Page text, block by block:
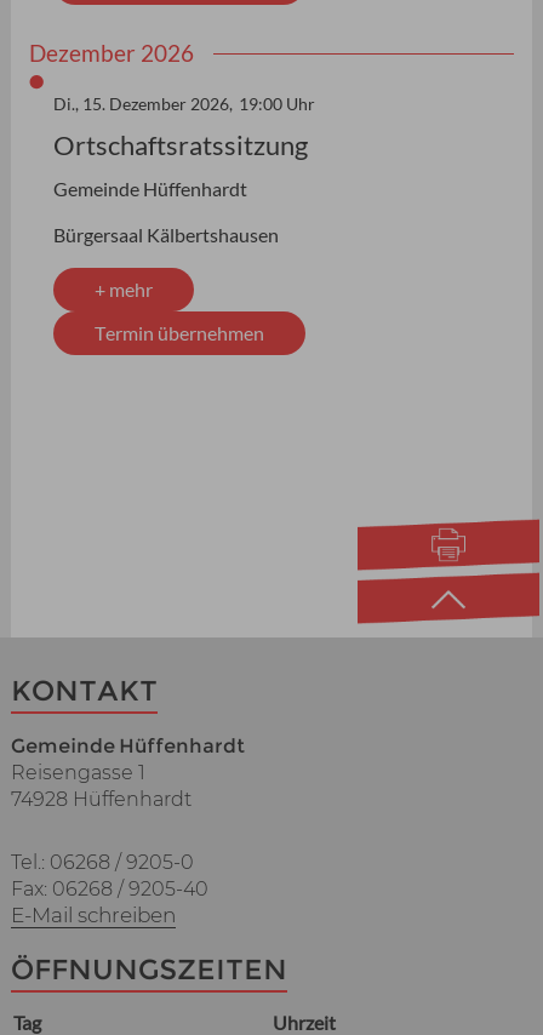
Dezember 2026
Di., 15. Dezember 2026, 19:00 Uhr
Ortschaftsratssitzung
Gemeinde Hüffenhardt
Bürgersaal Kälbertshausen
+ mehr
Termin übernehmen
KONTAKT
Gemeinde Hüffenhardt
Reisengasse 1
74928 Hüffenhardt
Tel.: 06268 / 9205-0
Fax: 06268 / 9205-40
E-Mail schreiben
ÖFFNUNGSZEITEN
Tag
Uhrzeit